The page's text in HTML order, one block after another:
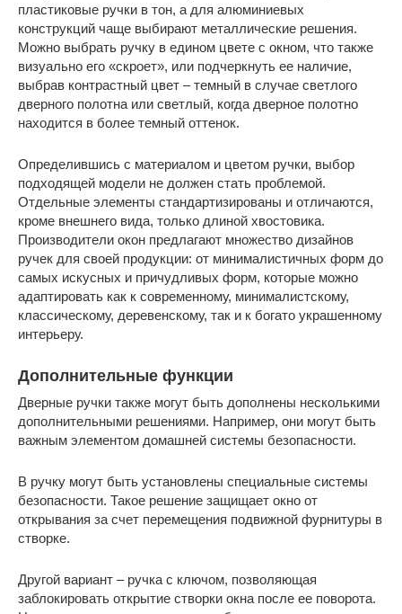
пластиковые ручки в тон, а для алюминиевых
конструкций чаще выбирают металлические решения.
Можно выбрать ручку в едином цвете с окном, что также
визуально его «скроет», или подчеркнуть ее наличие,
выбрав контрастный цвет – темный в случае светлого
дверного полотна или светлый, когда дверное полотно
находится в более темный оттенок.
Определившись с материалом и цветом ручки, выбор
подходящей модели не должен стать проблемой.
Отдельные элементы стандартизированы и отличаются,
кроме внешнего вида, только длиной хвостовика.
Производители окон предлагают множество дизайнов
ручек для своей продукции: от минималистичных форм до
самых искусных и причудливых форм, которые можно
адаптировать как к современному, минималистскому,
классическому, деревенскому, так и к богато украшенному
интерьеру.
Дополнительные функции
Дверные ручки также могут быть дополнены несколькими
дополнительными решениями. Например, они могут быть
важным элементом домашней системы безопасности.
В ручку могут быть установлены специальные системы
безопасности. Такое решение защищает окно от
открывания за счет перемещения подвижной фурнитуры в
створке.
Другой вариант – ручка с ключом, позволяющая
заблокировать открытие створки окна после ее поворота.